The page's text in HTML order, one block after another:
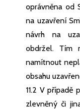
oprávněna od
na uzavření
návrh na
obdržel. Tím
namítnout
obsahu
11.2 V případě
zlevněný či